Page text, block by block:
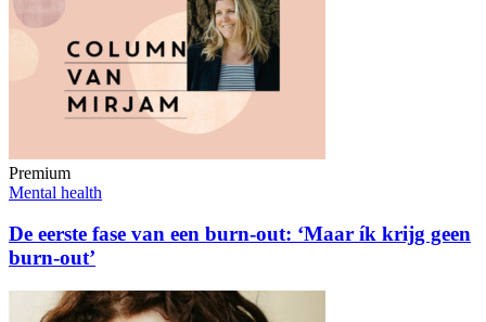
Premium
Mental health
De eerste fase van een burn-out: ‘Maar ík krijg geen
burn-out’